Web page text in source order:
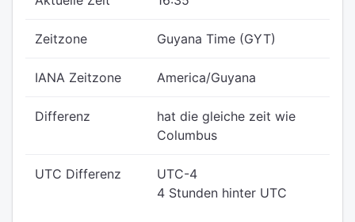
Zeitzone Guyana Time (GYT)
IANA Zeitzone America/Guyana
Differenz
hat die gleiche zeit wie
Columbus
UTC Differenz
UTC-4
4 Stunden hinter UTC